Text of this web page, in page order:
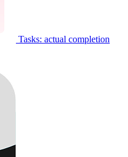
Tasks: actual completion